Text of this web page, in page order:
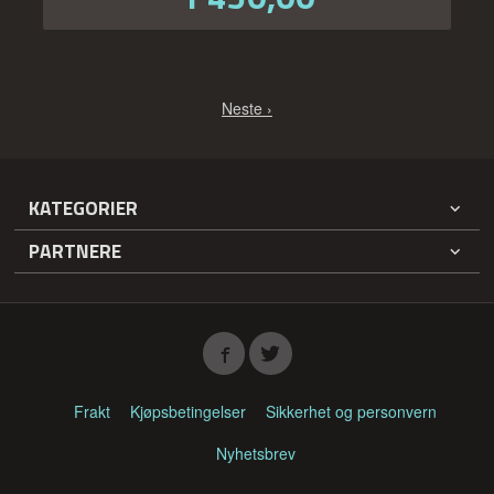
mva.
Neste ›
KATEGORIER
PARTNERE
Frakt Kjøpsbetingelser
Sikkerhet og personvern
Nyhetsbrev